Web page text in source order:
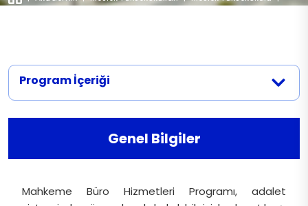
Faaliyetler
Program İçeriği
Genel Bilgiler
Mahkeme Büro Hizmetleri Programı, adalet